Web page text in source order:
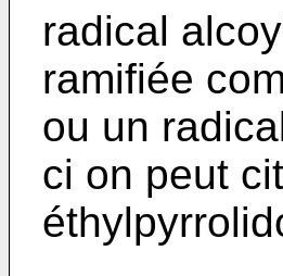
radical
ramifiée
ou un
ci on peut